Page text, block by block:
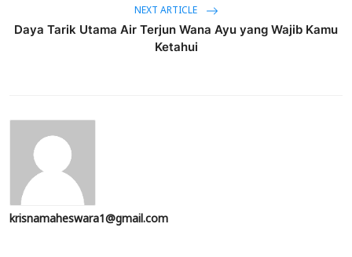
NEXT ARTICLE
Daya Tarik Utama Air Terjun Wana Ayu yang Wajib Kamu
Ketahui
krisnamaheswara1@gmail.com